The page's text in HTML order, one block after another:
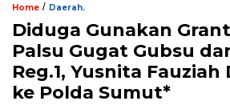
Home / Daerah.
Diduga Gunakan
Palsu Gugat Gubsu
Reg.1, Yusnita
ke Polda Sumut*